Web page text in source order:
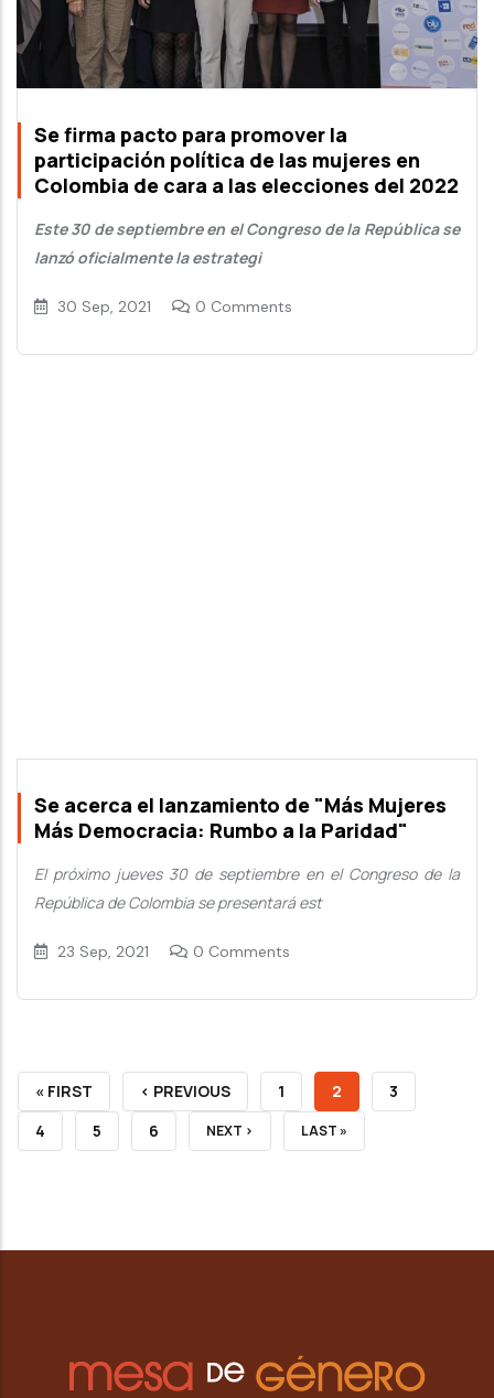
Se firma pacto para promover la
participación política de las mujeres en
Colombia de cara a las elecciones del 2022
Este 30 de septiembre en el Congreso de la República se
lanzó oficialmente la estrategi
30 Sep, 2021 0 Comments
Se acerca el lanzamiento de "Más Mujeres
Más Democracia: Rumbo a la Paridad"
El próximo jueves 30 de septiembre en el Congreso de la
República de Colombia se presentará est
23 Sep, 2021 0 Comments
FIRST
PAGE
« FIRST
PREVIOUS
PAGE
‹ PREVIOUS PAGE
1
CURRENT
PAGE
2 PAGE
3
PAGE
4 PAGE
5 PAGE
6
NEXT
NEXT ›
LAST
LAST »